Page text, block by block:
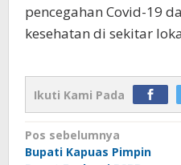
pencegahan Covid-19
kesehatan di sekitar
Ikuti Kami Pada
Navigasi
Pos sebelumnya
Bupati Kapuas Pimpin